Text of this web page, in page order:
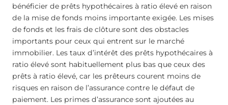
bénéficier de prêts hypothécaires à ratio élevé en raison
de la mise de fonds moins importante exigée. Les mises
de fonds et les frais de clôture sont des obstacles
importants pour ceux qui entrent sur le marché
immobilier. Les taux d’intérêt des prêts hypothécaires à
ratio élevé sont habituellement plus bas que ceux des
prêts à ratio élevé, car les prêteurs courent moins de
risques en raison de l’assurance contre le défaut de
paiement. Les primes d’assurance sont ajoutées au